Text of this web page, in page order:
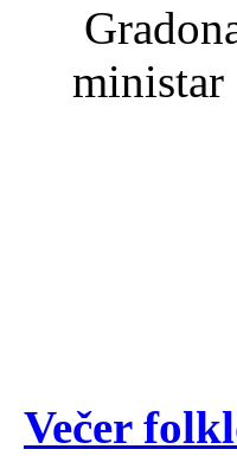
ministar
Večer